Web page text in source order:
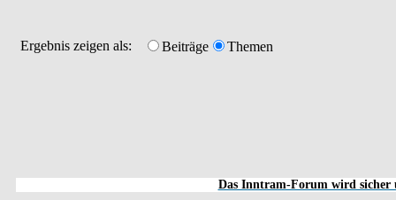
Ergebnis zeigen als: Beiträge Themen
Das Inntram-Forum wird sicher